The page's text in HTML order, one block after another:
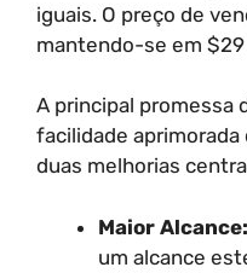
iguais. O preço de
mantendo-se em
A principal promessa
facilidade aprimorada
duas melhorias
Maior Alcance:
um alcance